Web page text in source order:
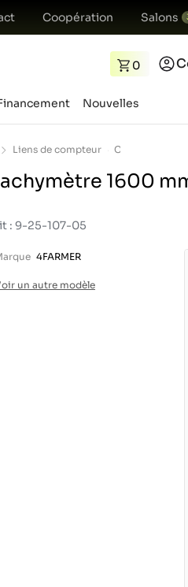
Coopération Salons
0
Nouvelles
Liens de compteur
1600
: 9-25-107-05
4FARMER
un autre modèle